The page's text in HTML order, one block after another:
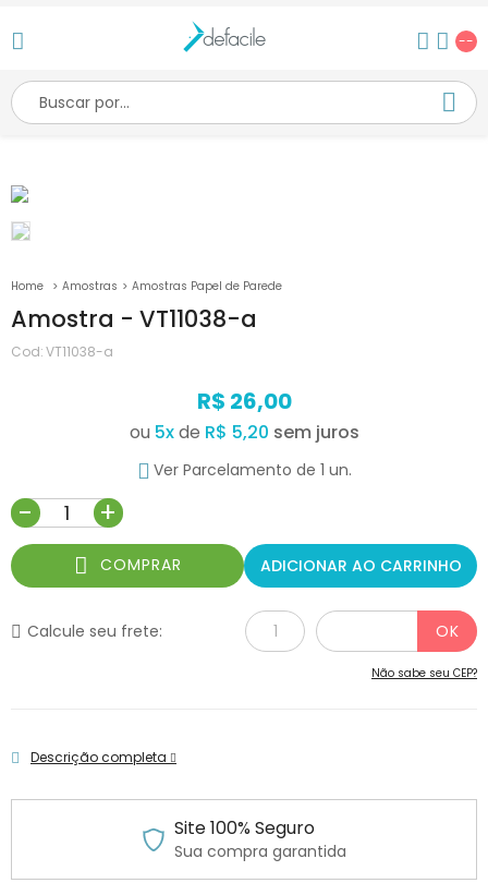
--
Amostras Amostras Papel de Parede
Amostra - VT11038-a
Cod:VT11038-a
R$ 26,00
ou 5xde R$ 5,20
Ver Parcelamento de 1 un.
- +
COMPRAR ADICIONAR AO CARRINHO
Calcule seu frete:
Não sabe seu CEP?
Descrição completa
Site 100% Seguro
Sua compra garantida